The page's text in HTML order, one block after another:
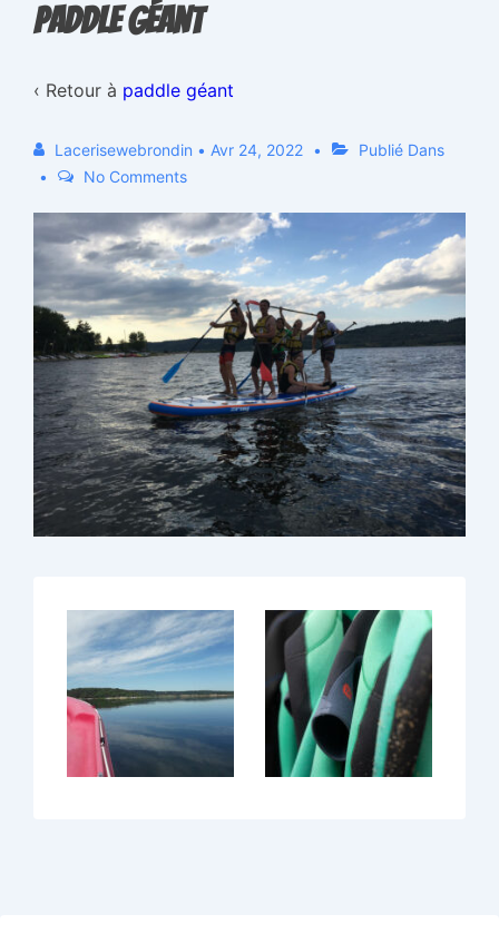
paddle géant
‹ Retour à paddle géant
Lacerisewebrondin • Avr 24, 2022
Publié Dans
No Comments